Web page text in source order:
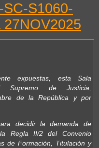
S1060-
27NOV2025
expuestas, esta Sala
Supremo de Justicia,
de la República y por
decidir la demanda de
Regla II/2 del Convenio
de Formación, Titulación y